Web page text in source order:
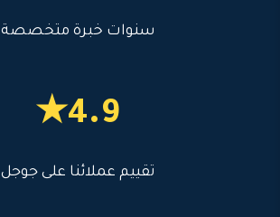
سنوات خبرة متخصصة
4.9★
تقييم عملائنا على جوجل